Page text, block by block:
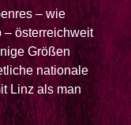
– wie
– österreichweit
Größen
nationale
Linz als man